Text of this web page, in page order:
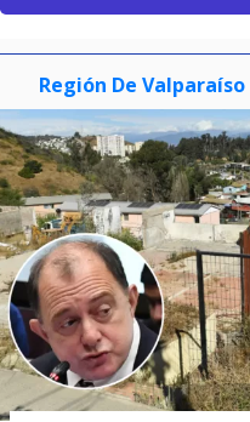
Región De Valparaíso